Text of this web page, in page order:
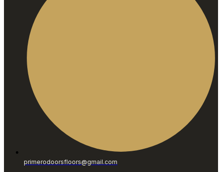
primerodoorsfloors@gmail.com